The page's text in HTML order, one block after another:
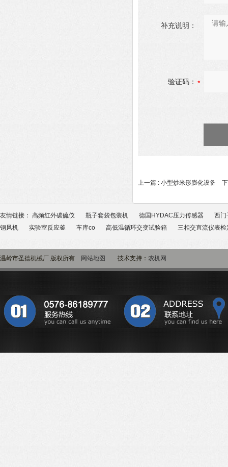
补充说明：
验证码：
上一篇 : 小型炒米形膨化设备
友情链接： 高频红外碳硫仪 瓶子套袋包装机 德国HYDAC压力传感器
西门
钢风机
实验室反应釜 车库co 高低温循环交变试验箱 三相交直流仪表检
温岭市圣德机械厂 版权所有 网站地图 技术支持： 农机网